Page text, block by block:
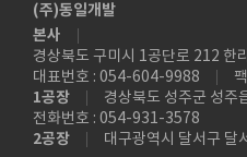
(주)동일개발
본사
경상북도 구미시 1공단로 212 한
대표번호 : 054-604-9988
1공장
경상북도 성주군 성
전화번호 : 054-931-3578
2공장 대구광역시 달서구 달